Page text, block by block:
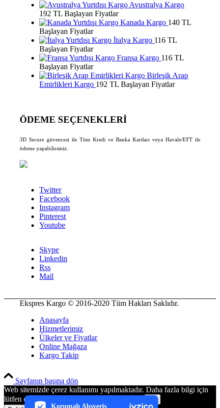
Korumalı Alışveriş
PCI-DSS Ödeme Güvenliği
7/24 Canlı Destek
Avustralya Kargo
192 TL Başlayan Fiyatlar
Kanada Kargo 140 TL
Başlayan Fiyatlar
İtalya Kargo 116 TL
Başlayan Fiyatlar
Fransa Kargo 116 TL
Başlayan Fiyatlar
Birleşik Arap
Emirlikleri Kargo 192 TL Başlayan Fiyatlar
ÖDEME SEÇENEKLERİ
3D Secure güvencesi ile Tüm Kredi ve Banka Kartları veya Havale/EFT ile
ödeme yapabilirsiniz.
Twitter
Facebook
Instagram
Pinterest
Youtube
Skype
Linkedin
Rss
Mail
Ekspres Kargo © 2016-2020 Tüm Hakları Saklıdır.
Anasayfa
Hizmetlerimiz
Ülkeler ve Fiyatlar
Online Mağaza
Kargo Takip
Sayfanın başına dön
Web sitemizde çerez kullanımı yapılmaktadır. Daha fazla bilgi için
lütfen çerez kullanım politikamızı inceleyiniz.